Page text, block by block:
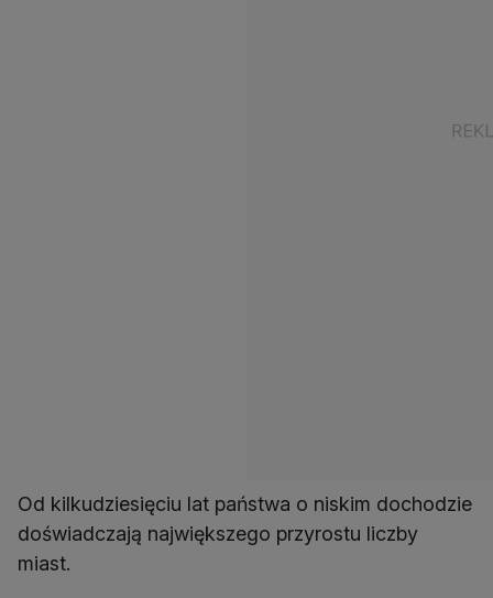
Od kilkudziesięciu lat państwa o niskim dochodzie
doświadczają największego przyrostu liczby
miast.